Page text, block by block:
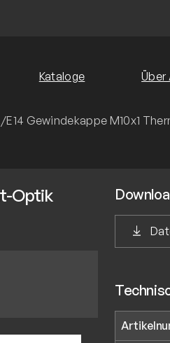
Kataloge Über
/E14 Gewindekappe M10x1
Optik